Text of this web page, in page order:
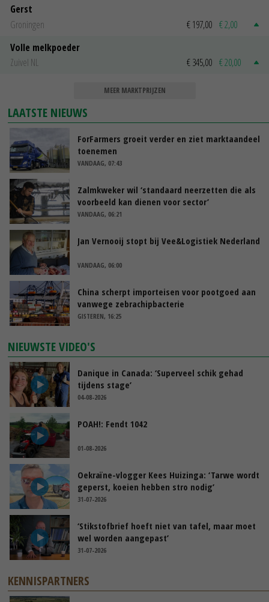
Gerst
Groningen
€ 197,00 € 2,00
Volle melkpoeder
Zuivel NL
€ 345,00 € 20,00
MEER MARKTPRIJZEN
LAATSTE NIEUWS
ForFarmers groeit verder en ziet marktaandeel
toenemen
VANDAAG, 07:43
Zalmkweker wil ‘standaard neerzetten die als
voorbeeld kan dienen voor sector’
VANDAAG, 06:21
Jan Vernooij stopt bij Vee&Logistiek Nederland
VANDAAG, 06:00
China scherpt importeisen voor pootgoed aan
vanwege zebrachipbacterie
GISTEREN, 16:25
NIEUWSTE VIDEO'S
Danique in Canada: ‘Superveel schik gehad
tijdens stage’
04-08-2026
POAH!: Fendt 1042
01-08-2026
Oekraïne-vlogger Kees Huizinga: ‘Tarwe wordt
geperst, koeien hebben stro nodig’
31-07-2026
‘Stikstofbrief hoeft niet van tafel, maar moet
wel worden aangepast’
31-07-2026
KENNISPARTNERS